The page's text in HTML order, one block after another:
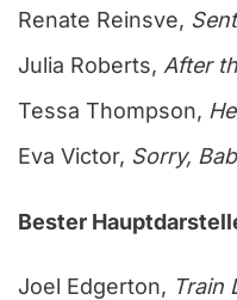
Renate Reinsve,
Julia Roberts, After
Tessa Thompson,
Eva Victor, Sorry,
Bester
Joel Edgerton, Train